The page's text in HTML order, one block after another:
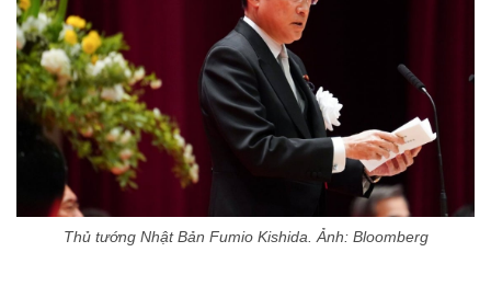
Thủ tướng Nhật Bản Fumio Kishida. Ảnh: Bloomberg